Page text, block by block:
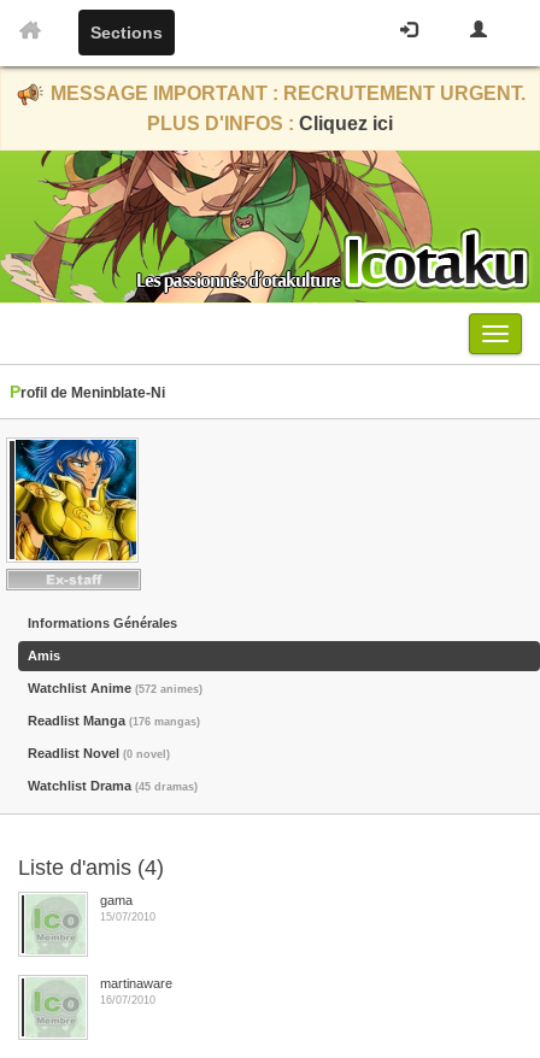
Sections
MESSAGE IMPORTANT : RECRUTEMENT URGENT.
PLUS D'INFOS : Cliquez ici
Menu
Profil de Meninblate-Ni
Informations Générales
Amis
Watchlist Anime (572 animes)
Readlist Manga (176 mangas)
Readlist Novel (0 novel)
Watchlist Drama (45 dramas)
Liste d'amis (4)
gama
15/07/2010
martinaware
16/07/2010